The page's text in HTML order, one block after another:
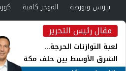
مقال رئيس التحرير
لعبة التوازنات الحرجة...
الشرق الأوسط بين حلف مكة
بيزنس وبورصة
الموجز كافية
صحة وجمال
عرب وعالم حوادث
العدد الورقي
من نحن
سياسة